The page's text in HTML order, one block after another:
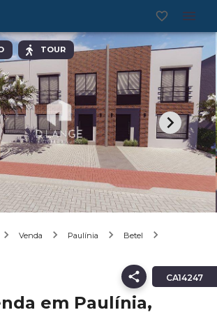
TOUR
Venda Paulínia
Betel
CA14247
em Paulínia,